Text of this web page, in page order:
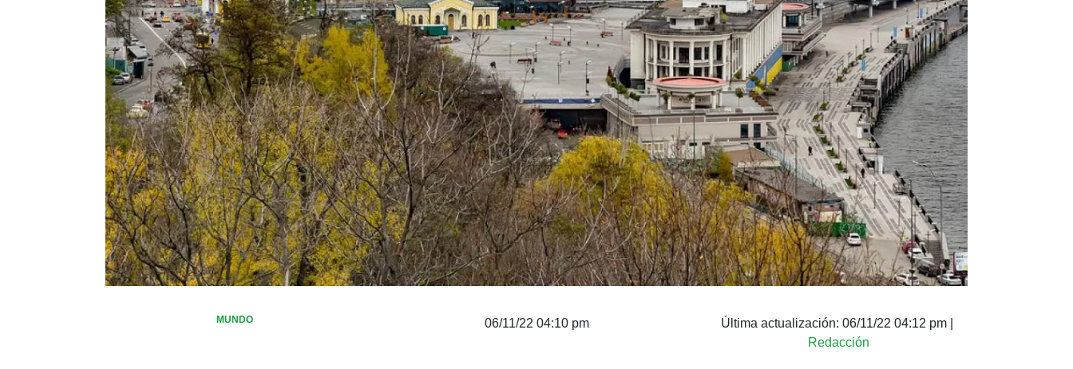
MUNDO 06/11/22 04:10 pm Última actualización: 06/11/22 04:12 pm|
Redacción